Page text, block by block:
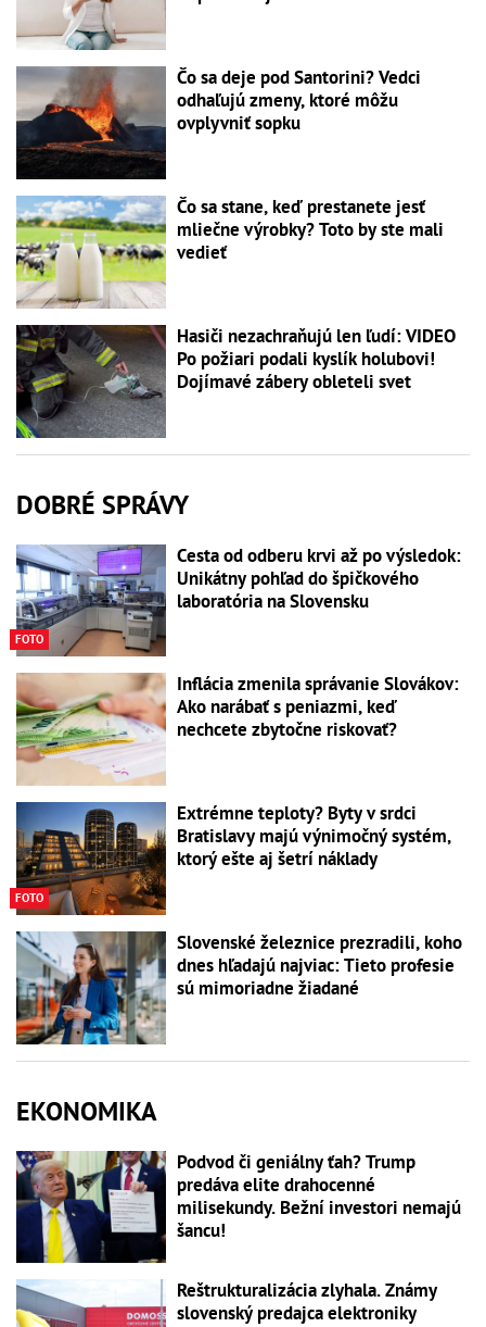
Čo sa deje pod Santorini? Vedci
odhaľujú zmeny, ktoré môžu
ovplyvniť sopku
Čo sa stane, keď prestanete jesť
mliečne výrobky? Toto by ste mali
vedieť
Hasiči nezachraňujú len ľudí: VIDEO
Po požiari podali kyslík holubovi!
Dojímavé zábery obleteli svet
DOBRÉ SPRÁVY
FOTO
Cesta od odberu krvi až po výsledok:
Unikátny pohľad do špičkového
laboratória na Slovensku
Inflácia zmenila správanie Slovákov:
Ako narábať s peniazmi, keď
nechcete zbytočne riskovať?
FOTO
Extrémne teploty? Byty v srdci
Bratislavy majú výnimočný systém,
ktorý ešte aj šetrí náklady
Slovenské železnice prezradili, koho
dnes hľadajú najviac: Tieto profesie
sú mimoriadne žiadané
EKONOMIKA
Podvod či geniálny ťah? Trump
predáva elite drahocenné
milisekundy. Bežní investori nemajú
šancu!
Reštrukturalizácia zlyhala. Známy
slovenský predajca elektroniky